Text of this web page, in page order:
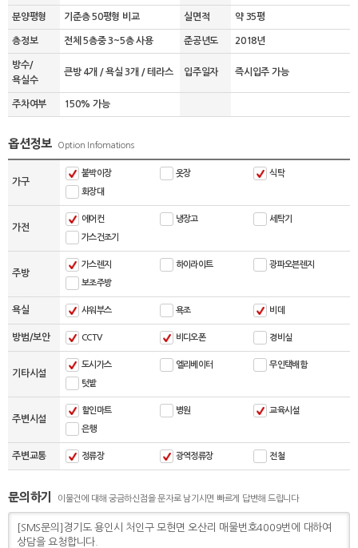
분양평형 기준층 50평형 비교 실면적 약 35평
층정보 전체 5층중 3~5층 사용 준공년도 2018년
방수/
욕실수
큰방 4개 / 욕실 3개 / 테라스 입주일자 즉시입주 가능
주차여부 150% 가능
옵션정보 Option Infomations
가구
붙박이장 옷장 식탁
화장대
가전
에어컨 냉장고 세탁기
가스건조기
주방
가스렌지 하이라이트 광파오븐렌지
보조주방
욕실 샤워부스 욕조 비데
방범/보안 CCTV 비디오폰 경비실
기타시설
도시가스 엘리베이터 무인택배함
텃밭
주변시설
할인마트 병원 교육시설
은행
주변교통 정류장 광역정류장 전철
문의하기 이물건에 대해 궁금하신점을 문자로 남기시면 빠르게 답변해 드립니다